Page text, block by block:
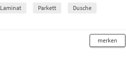
Laminat Parkett
Dusche
merken